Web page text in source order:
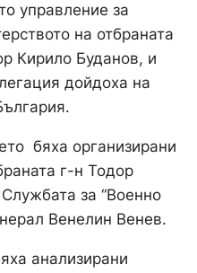
управление за
на отбраната
Кирило Буданов, и
дойдоха на
бяха организирани
г-н Тодор
за “Военно
Венелин Венев.
анализирани